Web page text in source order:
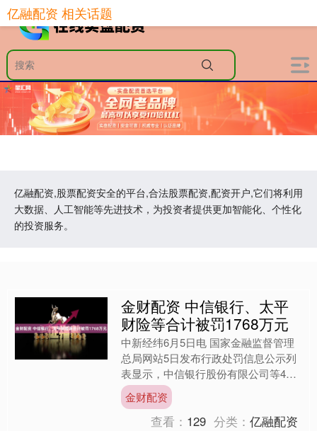
亿融配资,股票配资安全的平台,合法股票配资,配资开户,它们将利用
大数据、人工智能等先进技术，为投资者提供更加智能化、个性化
的投资服务。
亿融配资 相关话题
金财配资 中信银行、太平
财险等合计被罚1768万元
中新经纬6月5日电 国家金融监督管理
总局网站5日发布行政处罚信息公示列
表显示，中信银行股份有限公司等4家
银行及太平财产保险有限公司合计被罚
1768万元。 国家金....
金财配资
查看： 129 分类：亿融配资